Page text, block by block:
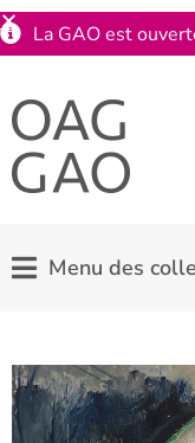
Menu des
La GAO est